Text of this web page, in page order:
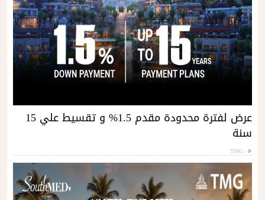
عرض لفترة محدودة مقدم 1.5% و تقسيط علي 15
سنة
TMG